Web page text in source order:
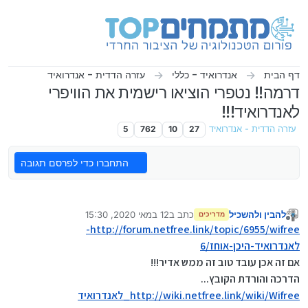
דף הבית אנדרואיד - כללי עזרה הדדית - אנדרואיד
דרמה!! נטפרי הוציאו רישמית את הוויפרי
לאנדרואיד!!!
עזרה הדדית - אנדרואיד 27
10
762
5
התחברו כדי לפרסם תגובה
מנותק
להבין ולהשכיל מדריכים כתב ב12 במאי 2020, 15:30
נערך לאחרונה על ידי להבין ולהשכיל
http://forum.netfree.link/topic/6955/wifree-
לאנדרואיד-היכן-אוחז/6
אם זה אכן עובד טוב זה ממש אדיר!!!
הדרכה והורדת הקובץ...
http://wiki.netfree.link/wiki/Wifree_לאנדרואיד